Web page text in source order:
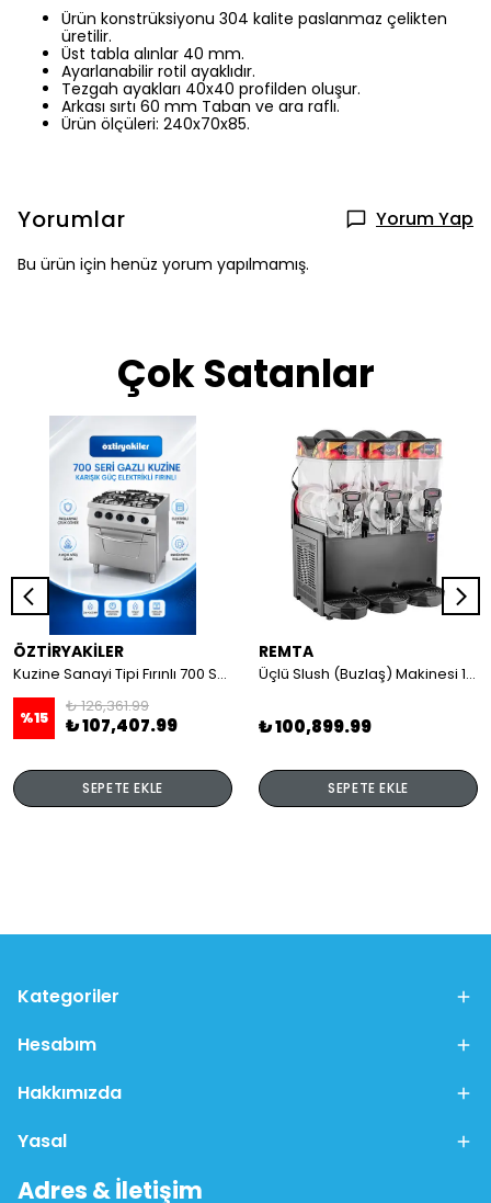
Ürün konstrüksiyonu 304 kalite paslanmaz çelikten
üretilir.
Üst tabla alınlar 40 mm.
Ayarlanabilir rotil ayaklıdır.
Tezgah ayakları 40x40 profilden oluşur.
Arkası sırtı 60 mm Taban ve ara raflı.
Ürün ölçüleri: 240x70x85.
Yorumlar Yorum Yap
Bu ürün için henüz yorum yapılmamış.
Çok Satanlar
ÖZTİRYAKİLER
Kuzine Sanayi Tipi Fırınlı 700 Seri Gazlı 4 Açık Ateş 80x70x85 (Lp)-2X6Kw+2X7,5Kw+6Kw Elektrikli Fırın
%15
₺ 126,361.99
₺ 107,407.99
SEPETE EKLE
REMTA
Üçlü Slush (Buzlaş) Makinesi 12+12+12 lt
₺ 100,899.99
SEPETE EKLE
Kategoriler
Hesabım
Hakkımızda
Yasal
Adres & İletişim